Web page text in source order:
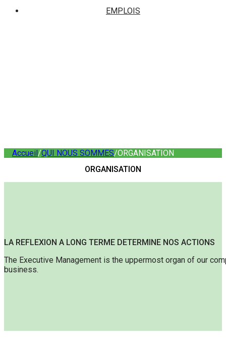
EMPLOIS
Accueil/QUI NOUS SOMMES/ORGANISATION
ORGANISATION
LA REFLEXION A LONG TERME DETERMINE NOS ACTIONS
The Executive Management is the uppermost organ of our
business.